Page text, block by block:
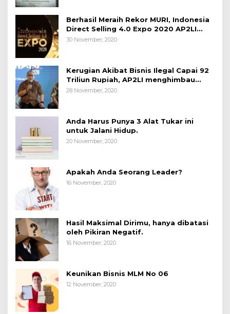
Berhasil Meraih Rekor MURI, Indonesia
Direct Selling 4.0 Expo 2020 AP2LI
berakhir sangat memuaskan
30 November, 2020
Kerugian Akibat Bisnis Ilegal Capai 92
Triliun Rupiah, AP2LI menghimbau
masyarakat Waspada.
28 November, 2020
Anda Harus Punya 3 Alat Tukar ini
untuk Jalani Hidup.
20 November, 2020
Apakah Anda Seorang Leader?
16 November, 2020
Hasil Maksimal Dirimu, hanya dibatasi
oleh Pikiran Negatif.
16 November, 2020
Keunikan Bisnis MLM No 06
12 November, 2020